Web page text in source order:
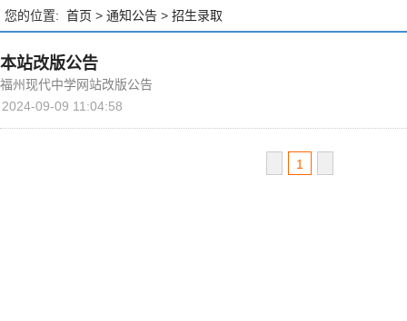
您的位置: 首页 > 通知公告 > 招生录取
本站改版公告
福州现代中学网站改版公告
2024-09-09 11:04:58
1